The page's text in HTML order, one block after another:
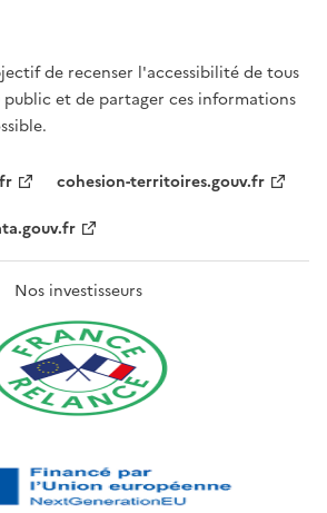
de recenser l'accessibilité de tous
public et de partager ces informations
cohesion-territoires.gouv.fr
Nos investisseurs